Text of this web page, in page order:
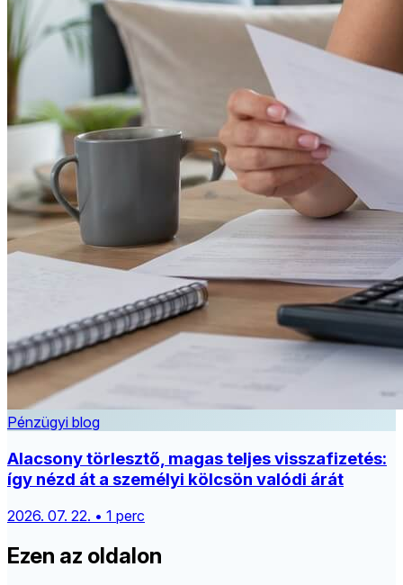
Pénzügyi blog
Alacsony törlesztő, magas teljes visszafizetés:
így nézd át a személyi kölcsön valódi árát
2026. 07. 22. • 1 perc
Ezen az oldalon